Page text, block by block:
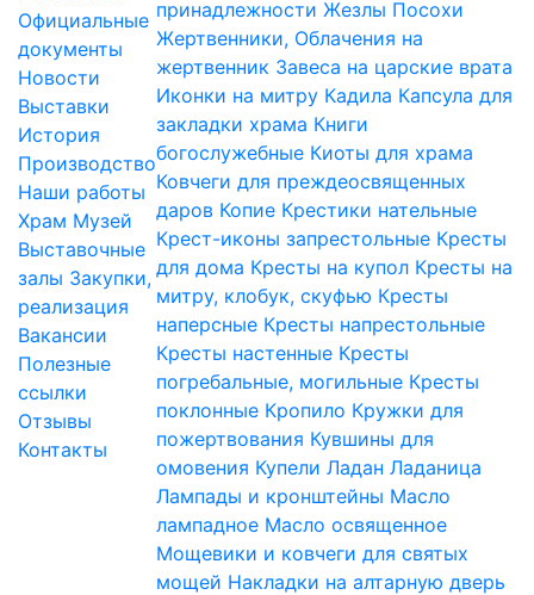
Официальные
документы
Новости
Выставки
История
Производство
Наши работы
Храм Музей
Выставочные
залы Закупки,
реализация
Вакансии
Полезные
ссылки
Отзывы
Контакты
принадлежности Жезлы Посохи
Жертвенники, Облачения на
жертвенник Завеса на царские врата
Иконки на митру Кадила Капсула для
закладки храма Книги
богослужебные Киоты для храма
Ковчеги для преждеосвященных
даров Копие Крестики нательные
Крест-иконы запрестольные Кресты
для дома Кресты на купол Кресты на
митру, клобук, скуфью Кресты
наперсные Кресты напрестольные
Кресты настенные Кресты
погребальные, могильные Кресты
поклонные Кропило Кружки для
пожертвования Кувшины для
омовения Купели Ладан Ладаница
Лампады и кронштейны Масло
лампадное Масло освященное
Мощевики и ковчеги для святых
мощей Накладки на алтарную дверь